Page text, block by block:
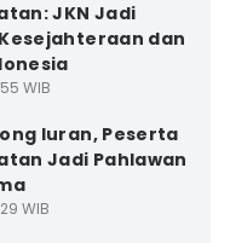
JKN Jadi
dan
WIB
Peserta
Jadi Pahlawan
WIB